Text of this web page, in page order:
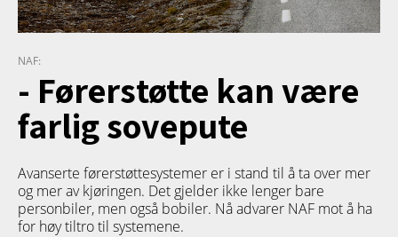
NAF:
- Førerstøtte kan være
farlig sovepute
Avanserte førerstøttesystemer er i stand til å ta over mer
og mer av kjøringen. Det gjelder ikke lenger bare
personbiler, men også bobiler. Nå advarer NAF mot å ha
for høy tiltro til systemene.